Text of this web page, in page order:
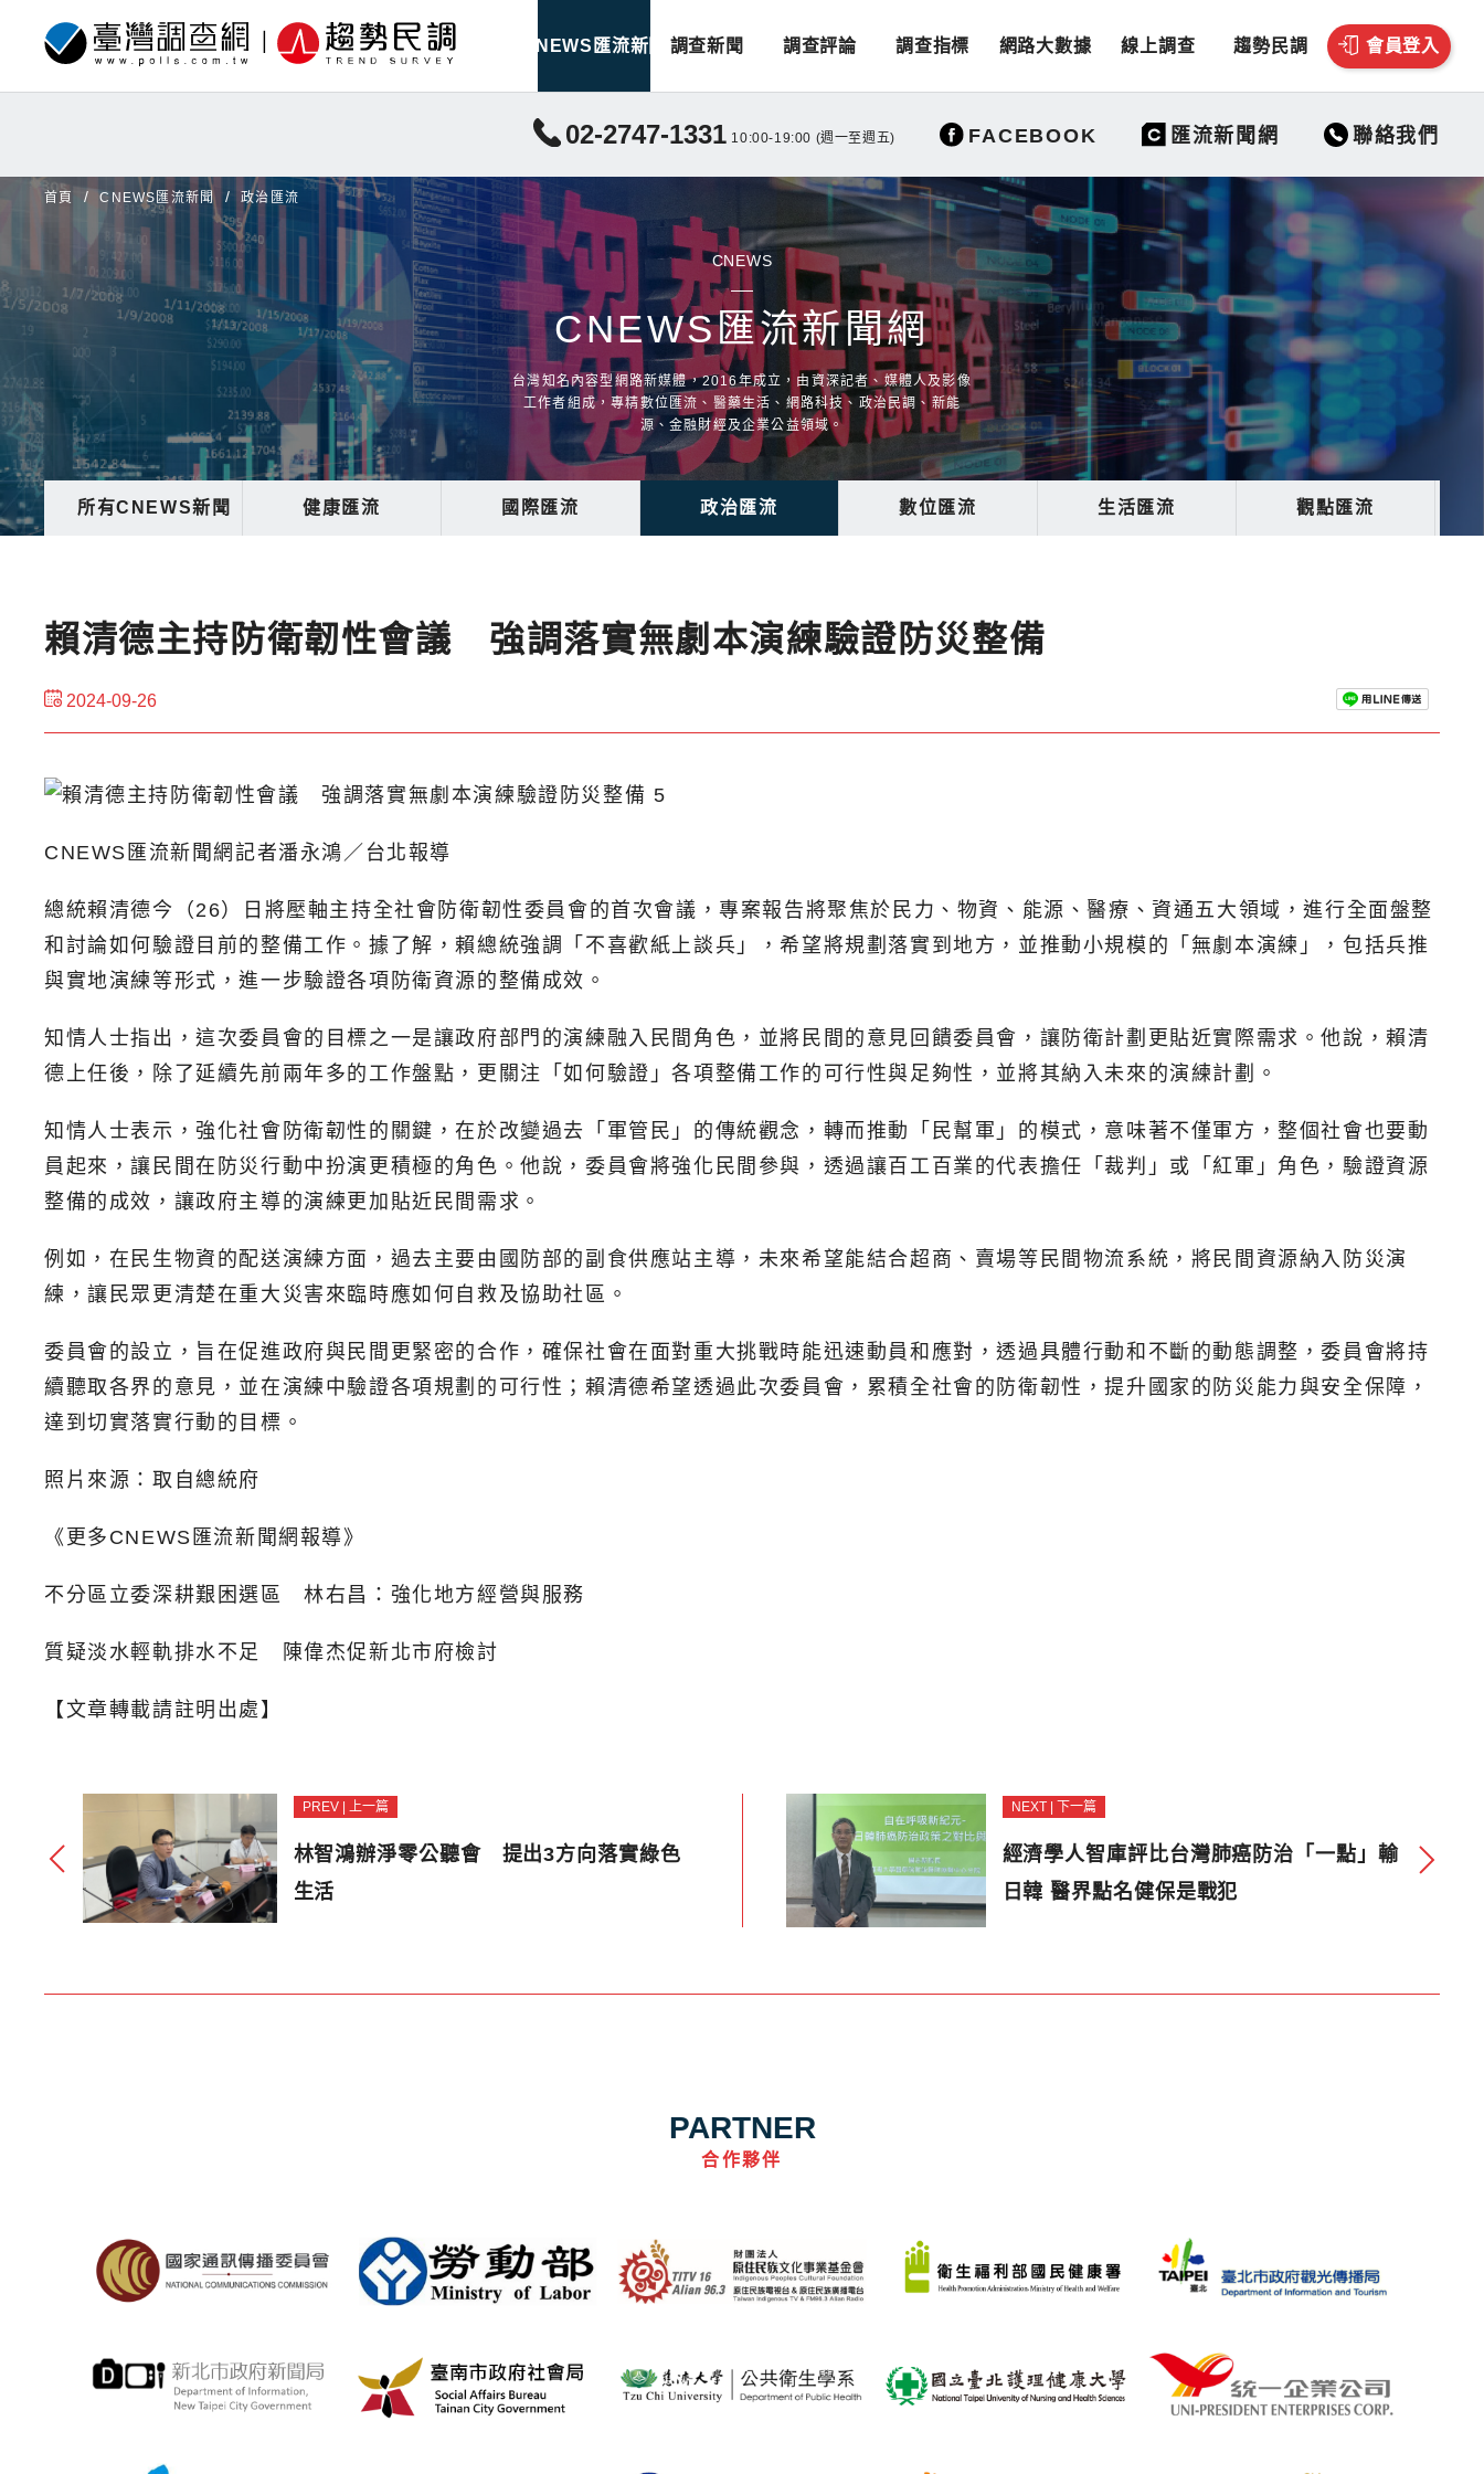
CNEWS匯流新聞 調查新聞 調查評論 調查指標 網路大數據 線上調查 趨勢民調 會員登入
02-2747-1331 10:00-19:00 (週一至週五) FACEBOOK 匯流新聞網 聯絡我們
首頁 CNEWS匯流新聞 政治匯流
CNEWS
CNEWS匯流新聞網
台灣知名內容型網路新媒體，2016年成立，由資深記者、媒體人及影像
工作者組成，專精數位匯流、醫藥生活、網路科技、政治民調、新能
源、金融財經及企業公益領域。
所有CNEWS新聞 健康匯流 國際匯流 政治匯流 數位匯流 生活匯流 觀點匯流
賴清德主持防衛韌性會議 強調落實無劇本演練驗證防災整備
2024-09-26
CNEWS匯流新聞網記者潘永鴻／台北報導
總統賴清德今（26）日將壓軸主持全社會防衛韌性委員會的首次會議，專案報告將聚焦於民力、物資、能源、醫療、資通五大領域，進行全面盤整
和討論如何驗證目前的整備工作。據了解，賴總統強調「不喜歡紙上談兵」，希望將規劃落實到地方，並推動小規模的「無劇本演練」，包括兵推
與實地演練等形式，進一步驗證各項防衛資源的整備成效。
知情人士指出，這次委員會的目標之一是讓政府部門的演練融入民間角色，並將民間的意見回饋委員會，讓防衛計劃更貼近實際需求。他說，賴清
德上任後，除了延續先前兩年多的工作盤點，更關注「如何驗證」各項整備工作的可行性與足夠性，並將其納入未來的演練計劃。
知情人士表示，強化社會防衛韌性的關鍵，在於改變過去「軍管民」的傳統觀念，轉而推動「民幫軍」的模式，意味著不僅軍方，整個社會也要動
員起來，讓民間在防災行動中扮演更積極的角色。他說，委員會將強化民間參與，透過讓百工百業的代表擔任「裁判」或「紅軍」角色，驗證資源
整備的成效，讓政府主導的演練更加貼近民間需求。
例如，在民生物資的配送演練方面，過去主要由國防部的副食供應站主導，未來希望能結合超商、賣場等民間物流系統，將民間資源納入防災演
練，讓民眾更清楚在重大災害來臨時應如何自救及協助社區。
委員會的設立，旨在促進政府與民間更緊密的合作，確保社會在面對重大挑戰時能迅速動員和應對，透過具體行動和不斷的動態調整，委員會將持
續聽取各界的意見，並在演練中驗證各項規劃的可行性；賴清德希望透過此次委員會，累積全社會的防衛韌性，提升國家的防災能力與安全保障，
達到切實落實行動的目標。
照片來源：取自總統府
《更多CNEWS匯流新聞網報導》
不分區立委深耕艱困選區 林右昌：強化地方經營與服務
質疑淡水輕軌排水不足 陳偉杰促新北市府檢討
【文章轉載請註明出處】
PREV | 上一篇
林智鴻辦淨零公聽會 提出3方向落實綠色
生活
NEXT | 下一篇
經濟學人智庫評比台灣肺癌防治「一點」輸
日韓 醫界點名健保是戰犯
PARTNER
合作夥伴